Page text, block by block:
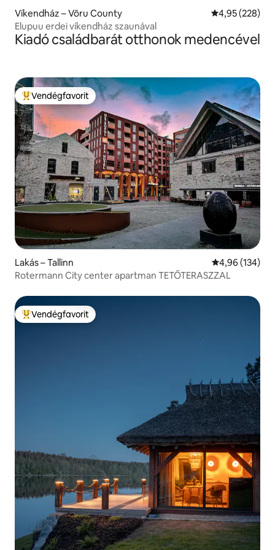
Víkendház – Võru County Átlagos
4,95 (228)
Elupuu erdei víkendház szaunával
Kiadó családbarát otthonok medencével
Kiemelt vendégfavorit
Vendégfavorit
Lakás – Tallinn Átlagos
4,96 (134)
Rotermann City center apartman TETŐTERASZZAL
Kiemelt vendégfavorit
Vendégfavorit